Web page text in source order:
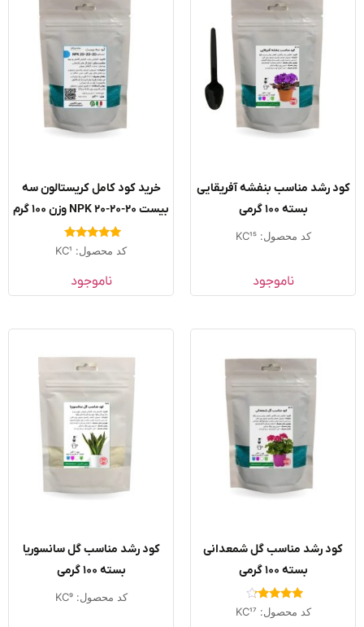
رشد مناسب بنفشه آفریقایی
بسته ۱۰۰ گرمی
کد محصول: KC15
ناموجود
خرید کود کامل کریستالون سه
بیست NPK 20-20-20 وزن ۱۰۰ گرم
امتیاز
4.91
کد محصول: KC1
ناموجود
رشد مناسب گل شمعدانی
بسته ۱۰۰ گرمی
امتیاز
4.00
کد محصول: KC17
کود رشد مناسب گل سانسوریا
بسته ۱۰۰ گرمی
کد محصول: KC9